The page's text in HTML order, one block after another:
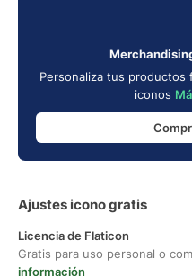
Personaliza tus
iconos
Ajustes icono gratis
Licencia de Flaticon
Gratis para uso personal o
información